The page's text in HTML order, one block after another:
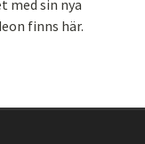
med sin nya
finns här.